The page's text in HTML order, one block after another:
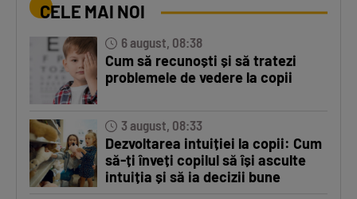
CELE MAI NOI
6 august, 08:38
Cum să recunoști și să tratezi
problemele de vedere la copii
3 august, 08:33
Dezvoltarea intuiției la copii: Cum
să-ți înveți copilul să își asculte
intuiția și să ia decizii bune